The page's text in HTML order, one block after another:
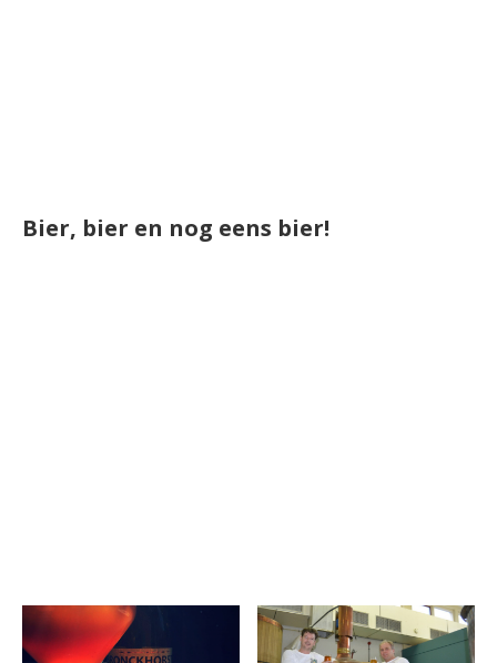
Bier, bier en nog eens bier!